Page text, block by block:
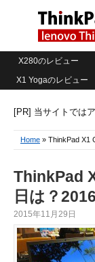
X280のレビュー
X1 Yogaのレビュー
[PR] 当サイトでは
Home » ThinkPad X1
ThinkPad
日は？
2015年11月29日